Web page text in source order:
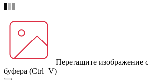
Перетащите изображение
буфера (Ctrl+V)